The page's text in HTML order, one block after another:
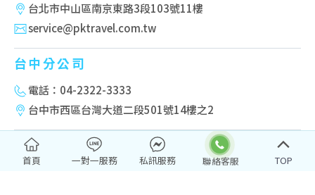
台北市中山區南京東路3段103號11樓
service@pktravel.com.tw
台中分公司
電話：04-2322-3333
台中市西區台灣大道二段501號14樓之2
高雄分公司
首頁 一對一服務 私訊服務 TOP